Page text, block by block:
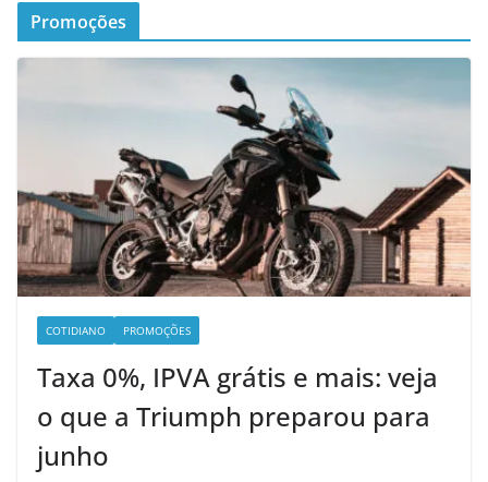
Promoções
COTIDIANO PROMOÇÕES
Taxa 0%, IPVA grátis e mais: veja
o que a Triumph preparou para
junho